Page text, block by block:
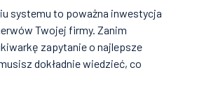
systemu to poważna inwestycja
Twojej firmy. Zanim
zapytanie o najlepsze
dokładnie wiedzieć, co